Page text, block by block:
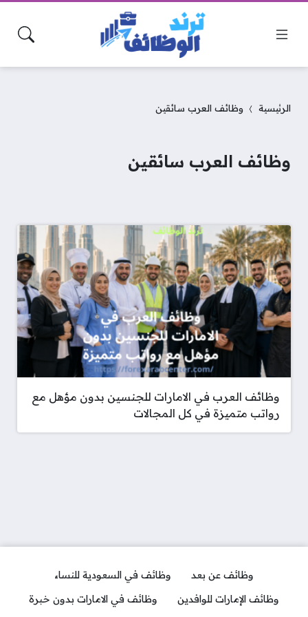
الرئيسية وظائف العرب سائقين
وظائف العرب سائقين
وظائف العرب في الامارات للجنسين بدون مؤهل مع
رواتب متميزة في كل المجالات
وظائف عن بعد
وظائف في السعودية للنساء
وظائف الإمارات للوافدين
وظائف في الامارات بدون خبرة